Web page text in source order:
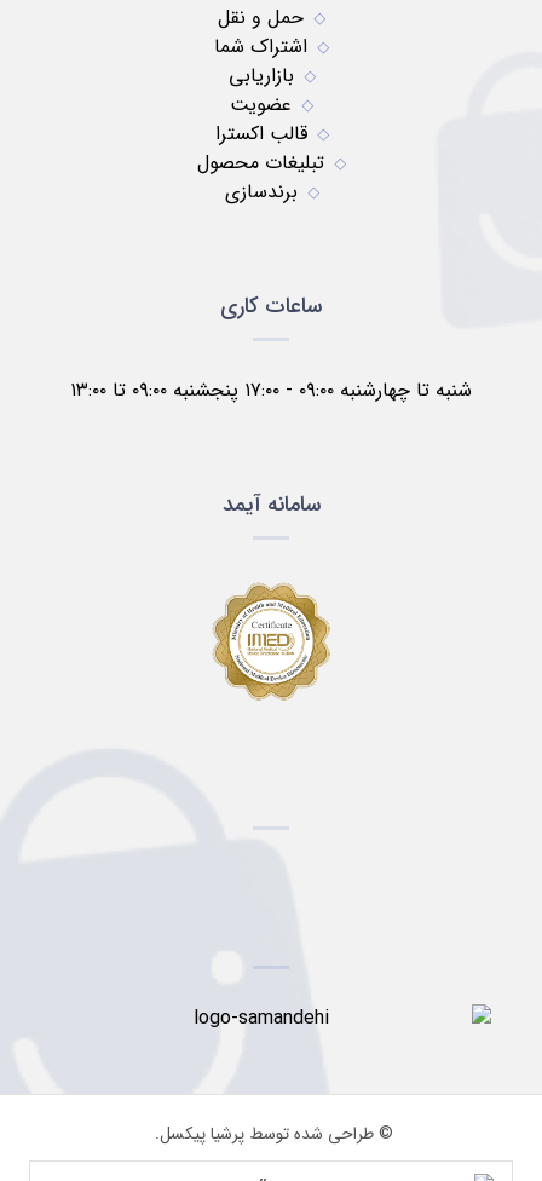
حمل و نقل
اشتراک شما
بازاریابی
عضویت
قالب اکسترا
تبلیغات محصول
برندسازی
ساعات کاری
شنبه تا چهارشنبه ۰۹:۰۰ - ۱۷:۰۰ پنجشنبه ۰۹:۰۰ تا ۱۳:۰۰
سامانه آیمد
© طراحی شده توسط پرشیا پیکسل.